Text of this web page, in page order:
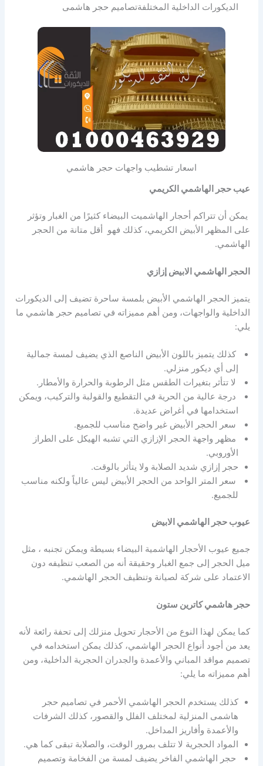
الديكورات الداخلية المختلفةتصاميم حجر هاشمى
اسعار تشطيب واجهات حجر هاشمي
عيب حجر الهاشمي الكريمي
يمكن أن تتراكم أحجار الهاشميت البيضاء كثيرًا من الغبار وتؤثر
على المظهر الأبيض الكريمي، كذلك فهو أقل متانة من الحجر
الهاشمي.
الحجر الهاشمي الابيض إزازي
يتميز الحجر الهاشمي الأبيض بلمسة ساحرة تضيف إلى الديكورات
الداخلية والواجهات، ومن أهم مميزاته في تصاميم حجر هاشمي ما
يلي:
كذلك يتميز باللون الأبيض الناصع الذي يضيف لمسة جمالية
إلى أي ديكور منزلي.
لا تتأثر بتغيرات الطقس مثل الرطوبة والحرارة والأمطار.
درجة عالية من الحرية في التقطيع والقولبة والتركيب، ويمكن
استخدامها في أغراض عديدة.
سعر الحجر الأبيض غير واضح مناسب للجميع.
مظهر واجهة الحجر الإزازي التي تشبه الهيكل على الطراز
الأوروبي.
حجر إزازي شديد الصلابة ولا يتأثر بالوقت.
سعر المتر الواحد من الحجر الأبيض ليس عالياً ولكنه مناسب
للجميع.
عيوب حجر الهاشمي الابيض
جميع عيوب الأحجار الهاشمية البيضاء بسيطة ويمكن تجنبه ، مثل
ميل الحجر إلى جمع الغبار وحقيقة أنه من الصعب تنظيفه دون
الاعتماد على شركة لصيانة وتنظيف الحجر الهاشمي.
حجر هاشمي كاترين ستون
كما يمكن لهذا النوع من الأحجار تحويل منزلك إلى تحفة رائعة لأنه
يعد من أجود أنواع الحجر الهاشمي، كذلك يمكن استخدامه في
تصميم مواقد المباني والأعمدة والجدران الحجرية الداخلية، ومن
أهم مميزاته ما يلي:
كذلك يستخدم الحجر الهاشمي الأحمر في تصاميم حجر
هاشمى المنزلية لمختلف الفلل والقصور، كذلك الشرفات
والأعمدة وأفاريز المداخل.
المواد الحجرية لا تتلف بمرور الوقت، والصلابة تبقى كما هي.
حجر الهاشمي الفاخر يضيف لمسة من الفخامة وتصميم